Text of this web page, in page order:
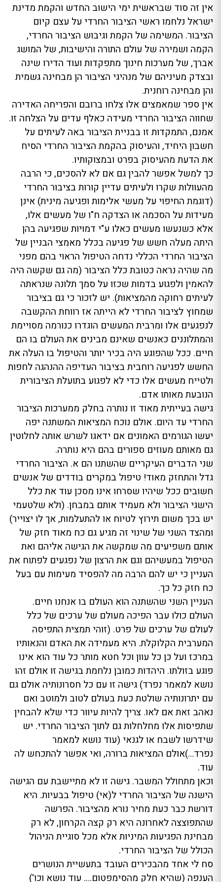
אין זה סוד שבראשית ימי הישוב החדש והקמת מדינת
ישראל נלחמו ראשי הציבור החרדי על עצם קיום
הציבור. המשימה של הקמת וגיבוש הציבור החרדי,
הקמה ושמירה של עולם התורה והישיבות, של המושג
אברך, של מערכות חינוך מתפקדות ועוד הדירו שינה
ובצדק מעיניהם של מנהיגי הציבור הן מבחינה גשמית
והן מבחינה רוחנית.
אין ספר שמאמצים אלו צלחו ברובם והפריחה האדירה
שחווה הציבור החרדי מעידה כאלף עדים על הצלחה זו.
אמנם, התמקדות זו בבניית הציבור באה לעיתים על
חשבון היחיד, והעיסוק בהקמת הציבור החרדי הסיח
את הדעת מהעיסוק בפרט ובמצוקותיו.
כך למשל אפשר להבין גם אם לא להסכים, כי הרבה
מהעוולות שקרו ולעיתים עדיין קורות בציבור החרדי
(דוגמת החיפוי על מעשי אלימות ופגיעה מינית) אינן
מעידות על הסכמה או הצדקה ח"ו של מעשים אלו,
אלא כשנעשו מעשים כאלו ע"י דמויות שפגיעה בהן
היתה מעלה חשש של פגיעה בכלל מאמצי הבניין של
הציבור החרדי הכללי נדחה הטיפול הראוי בהם מפני
מה שהיה נראה כטובת כלל הציבור (מה גם שקשה היה
להאמין ולפגוע בדמות שכזו על סמך תלונה שנראתה
לעיתים רחוקה מהמציאות). יש לזכור כי גם בציבור
שמחוץ לציבור החרדי לא הייתה אז רווחת ההקשבה
לנפגעים אלו ומרבית המעשים הוגדרו כנורמה מסויימת
והמתלוננים כאנשים שאינם מבינים את העולם בו הם
חיים. ככל שהפוגע היה בכיר יותר והטיפול בו העלה את
החשש לפגיעה רוחבית בציבור העדיפה ההנהגה לחפות
ולטייח מעשים אלו כדי לא לפגוע בתועלת הציבורית
הנובעת מאותו אדם.
גישה בעייתית מאוד זו נותרה בחלק ממערכות הציבור
החרדי עד היום. אולם נוכח המציאות המשתנה יפה
יעשו הגורמים האמונים אם ידאגו לשרש אותה לחלוטין
גם מאותם מעוזים ספורים בהם היא נותרה.
שני הדברים העיקריים שהשתנו הם א. הציבור החרדי
גדל והתחזק מאוד! טיפול במקרים בודדים של אנשים
חשובים ככל שיהיו שסרחו אינו מסכן עוד את כלל
הישגי הציבור ולא מעמיד אותם במבחן. (ולא שלטעמי
יש בכך משום תירוץ לטיוח או להתעלמות, אך לו יצוייר)
ומהצד השני של שינוי זה מגיע גם כח מאוד חזק של
אותם משפיעים מה שמקשה את הגישה אליהם ואת
הטיפול במעשיהם וגם את הרצון של נפגעים לפתוח את
העניין כי יש להם הרבה מה להפסיד מעימות עם בעל
כח חזק כל כך.
העניין השני שהשתנה הוא העולם בו אנחנו חיים.
העולם כולו עבר הפיכה מעולם של ערכים של כלל
לעולם של ערכים של פרט. (זוהי תמצית התפיסה
המערבית הקלוקלת. היא מעמידה את האדם והנאותיו
במרכז ועל כן כל עוון וכל חטא מותר כל עוד הוא אינו
פוגע בזולתו. היהדות כמובן נלחמת בגישה זו אולם זהו
נושא למאמר נפרד) גישה זו עם כל חסרונותיה אולם גם
עם יתרונותיה שולטת כעת בעולם לטוב ולמוטב ואם
נאהב זאת אם לאו. צריך להיות עיוור כדי שלא להבחין
שתפיסות אלו מחלחלות גם לתוך הציבור החרדי. יש
שידרשו לשבח או לגנאי (עוד נושא למאמר
נפרד…)אולם המציאות ברורה, ואי אפשר להתכחש לה
עוד.
וכאן מתחולל המשבר. גישה זו לא מתיישבת עם הגישה
הישנה של הציבור החרדי ל(אי) טיפול בבעיות. היא
דורשת כבר כעת מחיר נורא מהציבור. הפרשה
שהתפוצצה לאחרונה היא רק קצה הקרחון, לא רק
מבחינת הפגיעות המיניות אלא מכל סוגיית הניהול
הכולל של הציבור החרדי.
סח לי אחד מהבכירים העובד בתעשיית הנושרים
הענפה (שהיא חלק מהסימפטום…. עוד נושא וכו')